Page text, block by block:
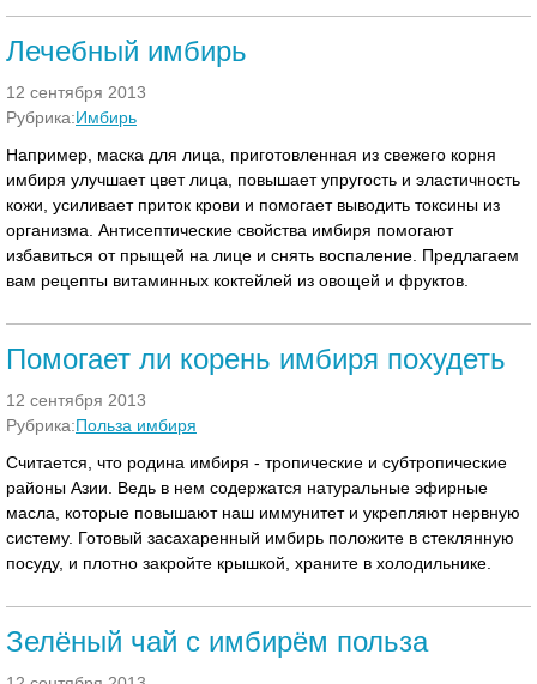
Лечебный имбирь
12 сентября 2013
Рубрика:Имбирь
Например, маска для лица, приготовленная из свежего корня
имбиря улучшает цвет лица, повышает упругость и эластичность
кожи, усиливает приток крови и помогает выводить токсины из
организма. Антисептические свойства имбиря помогают
избавиться от прыщей на лице и снять воспаление. Предлагаем
вам рецепты витаминных коктейлей из овощей и фруктов.
Помогает ли корень имбиря похудеть
12 сентября 2013
Рубрика:Польза имбиря
Считается, что родина имбиря - тропические и субтропические
районы Азии. Ведь в нем содержатся натуральные эфирные
масла, которые повышают наш иммунитет и укрепляют нервную
систему. Готовый засахаренный имбирь положите в стеклянную
посуду, и плотно закройте крышкой, храните в холодильнике.
Зелёный чай с имбирём польза